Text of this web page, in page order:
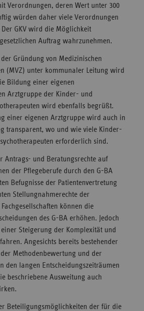
Verordnungen, deren Wert unter 300
würden daher viele Verordnungen
GKV wird die Möglichkeit
Auftrag wahrzunehmen.
Gründung von Medizinischen
(MVZ) unter kommunaler Leitung wird
Bildung einer eigenen
Arztgruppe der Kinder- und
wird ebenfalls begrüßt.
einer eigenen Arztgruppe wird auch in
transparent, wo und wie viele Kinder-
erforderlich sind.
Antrags- und Beratungsrechte auf
der Pflegeberufe durch den G-BA
Befugnisse der Patientenvertretung
Stellungnahmerechte der
können die
des G-BA erhöhen. Jedoch
Steigerung der Komplexität und
Angesichts bereits bestehender
Methodenbewertung und der
den langen Entscheidungszeiträumen
beschriebene Ausweitung auch
Beteiligungsmöglichkeiten der für die